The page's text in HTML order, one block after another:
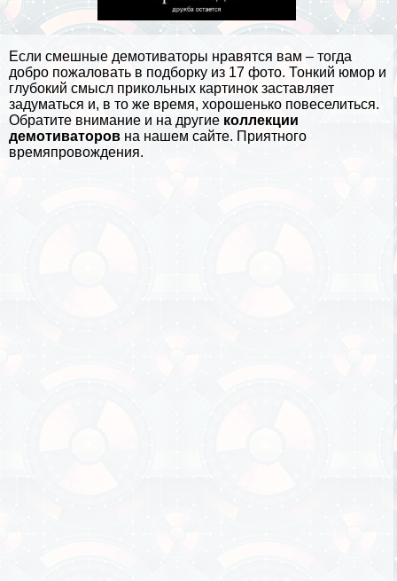
Если смешные демотиваторы нравятся вам – тогда
добро пожаловать в подборку из 17 фото. Тонкий юмор и
глубокий смысл прикольных картинок заставляет
задуматься и, в то же время, хорошенько повеселиться.
Обратите внимание и на другие коллекции
демотиваторов на нашем сайте. Приятного
времяпровождения.